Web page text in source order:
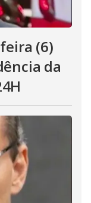
(6)
da